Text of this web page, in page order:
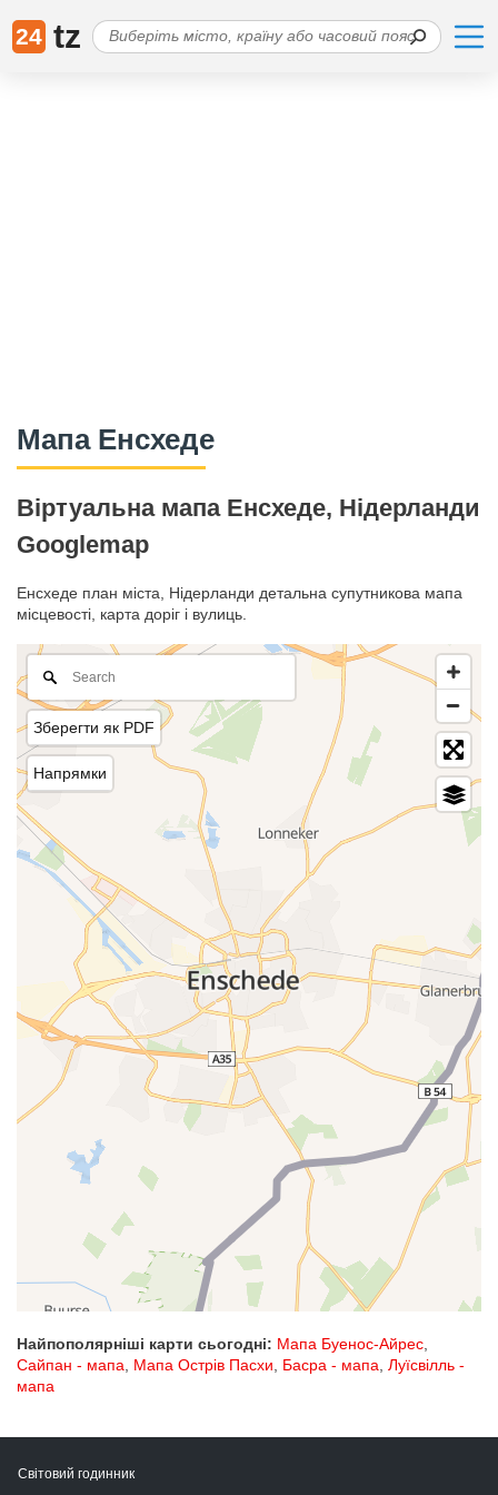
24 tz
Мапа Енсхеде
Віртуальна мапа Енсхеде, Нідерланди
Googlemap
Енсхеде план міста, Нідерланди детальна супутникова мапа
місцевості, карта доріг і вулиць.
Зберегти як PDF
Напрямки
Найпополярніші карти сьогодні: Мапа Буенос-Айрес,
Сайпан - мапа, Мапа Острів Пасхи, Басра - мапа, Луїсвілль -
мапа
Світовий годинник